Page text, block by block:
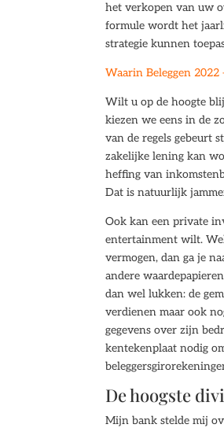
het verkopen van uw
formule wordt het
strategie kunnen
Waarin Beleggen
Wilt u op de hoogte
kiezen we eens in de
van de regels gebeurt
zakelijke lening kan
heffing van
Dat is natuurlijk
Ook kan een private
entertainment wilt.
vermogen, dan ga je
andere
dan wel lukken: de
verdienen maar ook
gegevens over zijn
kentekenplaat nodig
De hoogste
Mijn bank stelde mij